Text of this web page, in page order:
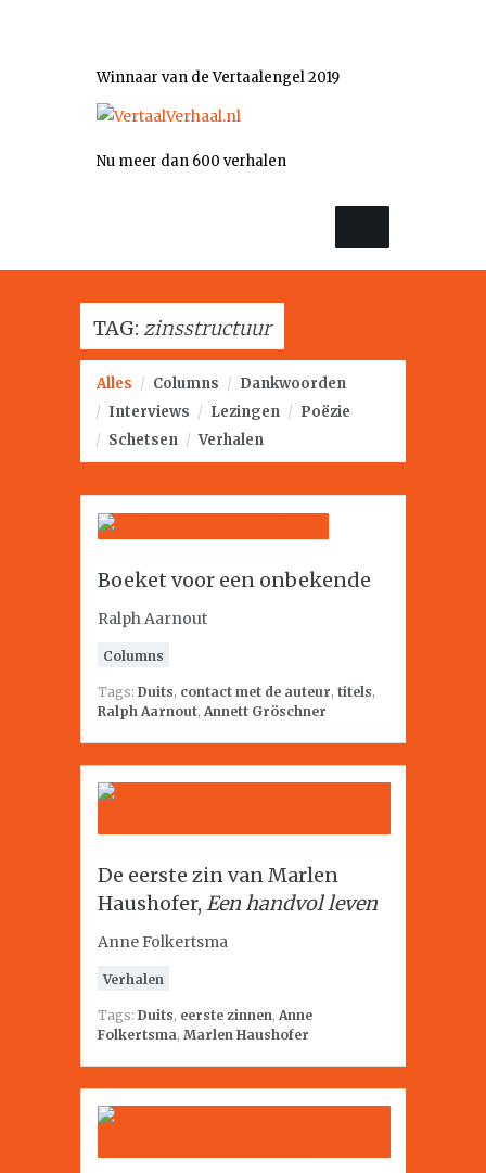
Winnaar van de Vertaalengel 2019
Nu meer dan 600 verhalen
TAG: zinsstructuur
Alles / Columns / Dankwoorden
/ Interviews / Lezingen / Poëzie
/ Schetsen / Verhalen
Boeket voor een onbekende
Ralph Aarnout
Columns
Tags: Duits, contact met de auteur, titels,
Ralph Aarnout, Annett Gröschner
De eerste zin van Marlen
Haushofer, Een handvol leven
Anne Folkertsma
Verhalen
Tags: Duits, eerste zinnen, Anne
Folkertsma, Marlen Haushofer